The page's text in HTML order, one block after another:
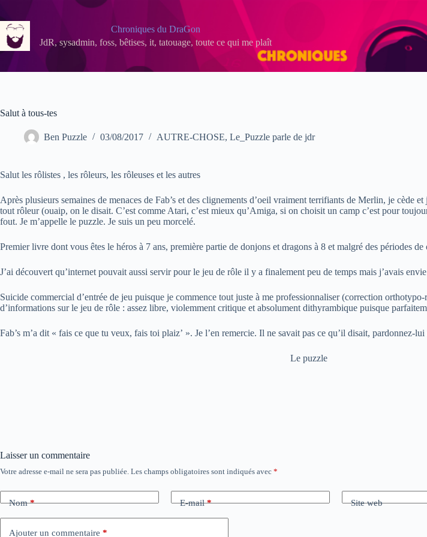
contenu
Chroniques du DraGon
JdR, sysadmin, foss, bêtises, it, tatouage, toute ce qui me plaît
Salut à tous-tes
Ben Puzzle 03/08/2017 AUTRE-CHOSE, Le_Puzzle parle de jdr
Salut les rôlistes , les rôleurs, les rôleuses et les autres
Après plusieurs semaines de menaces de Fab’s et des clignements d’oeil vraiment terrifiants de Merlin, je
tout rôleur (ouaip, on le disait. C’est comme Atari, c’est mieux qu’Amiga, si on choisit un camp c’est pour
fout. Je m’appelle le puzzle. Je suis un peu morcelé.
Premier livre dont vous êtes le héros à 7 ans, première partie de donjons et dragons à 8 et malgré des périodes
J’ai découvert qu’internet pouvait aussi servir pour le jeu de rôle il y a finalement peu de temps mais j’avais
Suicide commercial d’entrée de jeu puisque je commence tout juste à me professionnaliser (correction
d’informations sur le jeu de rôle : assez libre, violemment critique et absolument dithyrambique puisque
Fab’s m’a dit « fais ce que tu veux, fais toi plaiz’ ». Je l’en remercie. Il ne savait pas ce qu’il disait, pardonnez-lui
Le puzzle
Laisser un commentaire
Votre adresse e-mail ne sera pas publiée. Les champs obligatoires sont indiqués avec *
Nom* E-mail* Site web
Ajouter un commentaire *